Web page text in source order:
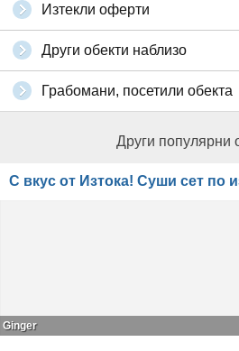
Изтекли оферти
Други обекти наблизо
Грабомани, посетили обекта
Други популярни
С вкус от Изтока! Суши сет по
Ginger